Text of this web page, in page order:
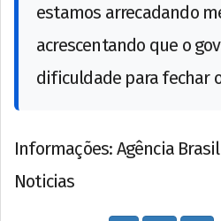
estamos arrecadando
acrescentando que o
dificuldade para fechar
Informações: Agência
Noticias